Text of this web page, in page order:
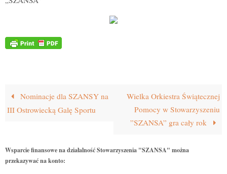
Nominacje dla SZANSY na
III Ostrowiecką Galę Sportu
Wielka Orkiestra Świątecznej
Pomocy w Stowarzyszeniu
”SZANSA” gra cały rok
Wsparcie finansowe na działalność Stowarzyszenia "SZANSA" można
przekazywać na konto: